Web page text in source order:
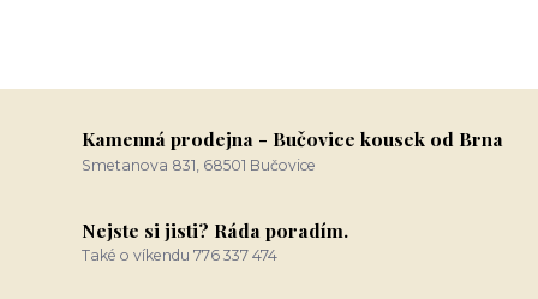
Kamenná prodejna - Bučovice kousek od Brna
Smetanova 831, 68501 Bučovice
Nejste si jisti? Ráda poradím.
Také o víkendu 776 337 474